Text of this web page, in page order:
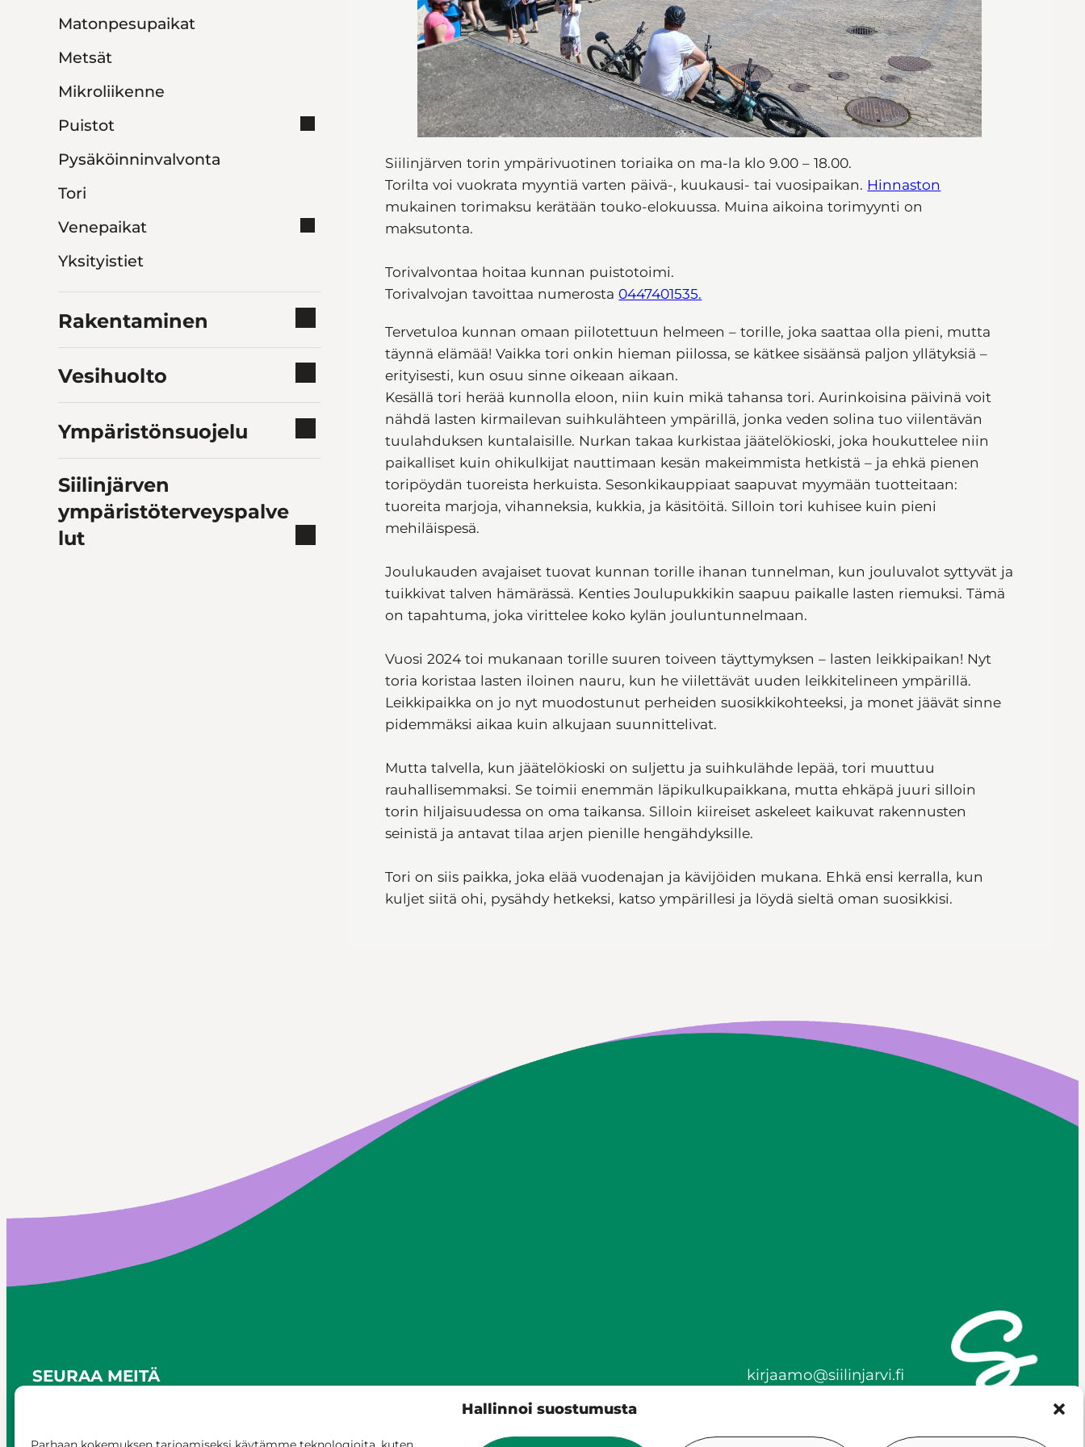
Hallinnoi suostumusta
Matonpesupaikat
Metsät
Mikroliikenne
Puistot
Pysäköinninvalvonta
Tori
Venepaikat
Yksityistiet
Rakentaminen
Vesihuolto
Ympäristönsuojelu
Siilinjärven
ympäristöterveyspalve
lut
Siilinjärven torin ympärivuotinen toriaika on ma-la klo 9.00 – 18.00.
Torilta voi vuokrata myyntiä varten päivä-, kuukausi- tai vuosipaikan. Hinnaston
mukainen torimaksu kerätään touko-elokuussa. Muina aikoina torimyynti on
maksutonta.
Torivalvontaa hoitaa kunnan puistotoimi.
Torivalvojan tavoittaa numerosta 0447401535.
Tervetuloa kunnan omaan piilotettuun helmeen – torille, joka saattaa olla pieni, mutta
täynnä elämää! Vaikka tori onkin hieman piilossa, se kätkee sisäänsä paljon yllätyksiä –
erityisesti, kun osuu sinne oikeaan aikaan.
Kesällä tori herää kunnolla eloon, niin kuin mikä tahansa tori. Aurinkoisina päivinä voit
nähdä lasten kirmailevan suihkulähteen ympärillä, jonka veden solina tuo viilentävän
tuulahduksen kuntalaisille. Nurkan takaa kurkistaa jäätelökioski, joka houkuttelee niin
paikalliset kuin ohikulkijat nauttimaan kesän makeimmista hetkistä – ja ehkä pienen
toripöydän tuoreista herkuista. Sesonkikauppiaat saapuvat myymään tuotteitaan:
tuoreita marjoja, vihanneksia, kukkia, ja käsitöitä. Silloin tori kuhisee kuin pieni
mehiläispesä.
Joulukauden avajaiset tuovat kunnan torille ihanan tunnelman, kun jouluvalot syttyvät ja
tuikkivat talven hämärässä. Kenties Joulupukkikin saapuu paikalle lasten riemuksi. Tämä
on tapahtuma, joka virittelee koko kylän jouluntunnelmaan.
Vuosi 2024 toi mukanaan torille suuren toiveen täyttymyksen – lasten leikkipaikan! Nyt
toria koristaa lasten iloinen nauru, kun he viilettävät uuden leikkitelineen ympärillä.
Leikkipaikka on jo nyt muodostunut perheiden suosikkikohteeksi, ja monet jäävät sinne
pidemmäksi aikaa kuin alkujaan suunnittelivat.
Mutta talvella, kun jäätelökioski on suljettu ja suihkulähde lepää, tori muuttuu
rauhallisemmaksi. Se toimii enemmän läpikulkupaikkana, mutta ehkäpä juuri silloin
torin hiljaisuudessa on oma taikansa. Silloin kiireiset askeleet kaikuvat rakennusten
seinistä ja antavat tilaa arjen pienille hengähdyksille.
Tori on siis paikka, joka elää vuodenajan ja kävijöiden mukana. Ehkä ensi kerralla, kun
kuljet siitä ohi, pysähdy hetkeksi, katso ympärillesi ja löydä sieltä oman suosikkisi.
SEURAA MEITÄ
kirjaamo@siilinjarvi.fi